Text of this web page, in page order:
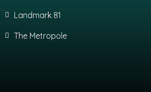
Landmark 81
The Metropole